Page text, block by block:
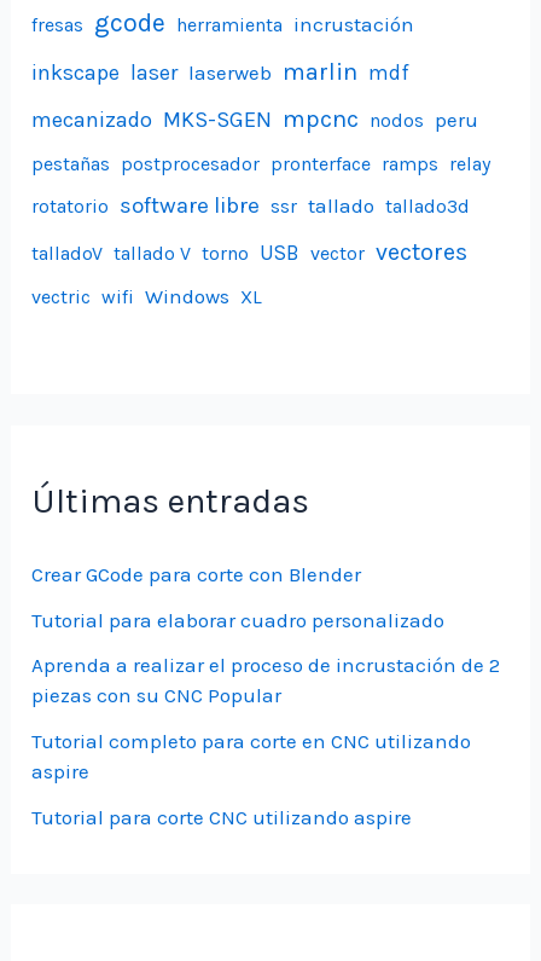
fresas gcode herramienta incrustación
inkscape laser laserweb marlin mdf
mecanizado MKS-SGEN mpcnc nodos peru
pestañas postprocesador pronterface ramps relay
rotatorio software libre ssr tallado tallado3d
talladoV tallado V torno USB vector vectores
vectric wifi Windows XL
Últimas entradas
Crear GCode para corte con Blender
Tutorial para elaborar cuadro personalizado
Aprenda a realizar el proceso de incrustación de 2
piezas con su CNC Popular
Tutorial completo para corte en CNC utilizando
aspire
Tutorial para corte CNC utilizando aspire